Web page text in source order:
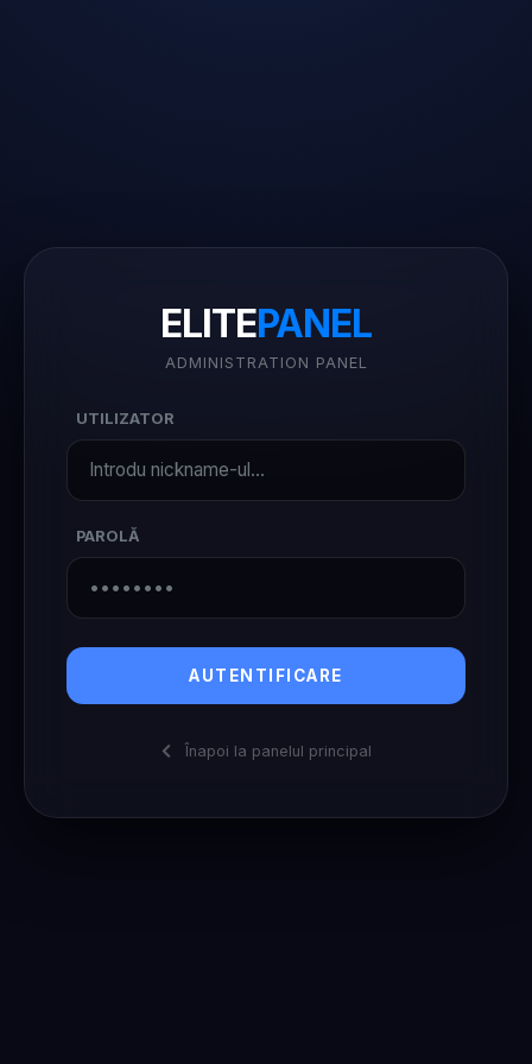
ELITEPANEL
ADMINISTRATION PANEL
UTILIZATOR
PAROLĂ
AUTENTIFICARE
Înapoi la panelul principal